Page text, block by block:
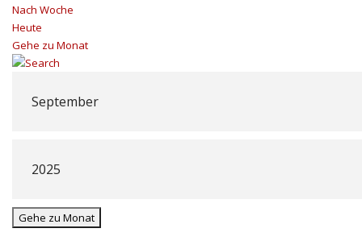
Nach Woche
Heute
Gehe zu Monat
Gehe zu Monat